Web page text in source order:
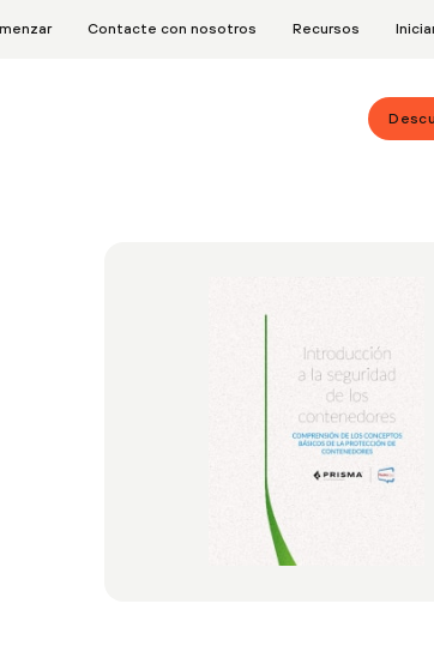
Contacte con nosotros Recursos